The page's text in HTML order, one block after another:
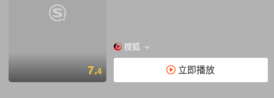
7.4
搜狐
立即播放